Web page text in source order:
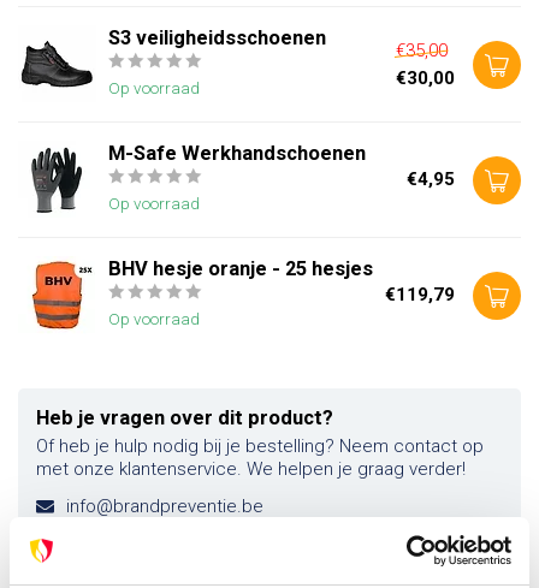
S3 veiligheidsschoenen
Op voorraad
€35,00
€30,00
M-Safe Werkhandschoenen
Op voorraad
€4,95
BHV hesje oranje - 25 hesjes
Op voorraad
€119,79
Heb je vragen over dit product?
Of heb je hulp nodig bij je bestelling? Neem contact op
met onze klantenservice. We helpen je graag verder!
info@brandpreventie.be